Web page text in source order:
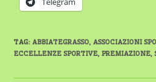
TAG: ABBIATEGRASSO, ASSOCIAZIONI
ECCELLENZE SPORTIVE, PREMIAZIONE,